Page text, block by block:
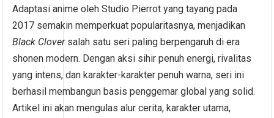
Adaptasi anime oleh Studio Pierrot yang tayang pada
2017 semakin memperkuat popularitasnya, menjadikan
Black Cloversalah satu seri paling berpengaruh di era
shonen modern. Dengan aksi sihir penuh energi, rivalitas
yang intens, dan karakter-karakter penuh warna, seri ini
berhasil membangun basis penggemar global yang solid.
Artikel ini akan mengulas alur cerita, karakter utama,